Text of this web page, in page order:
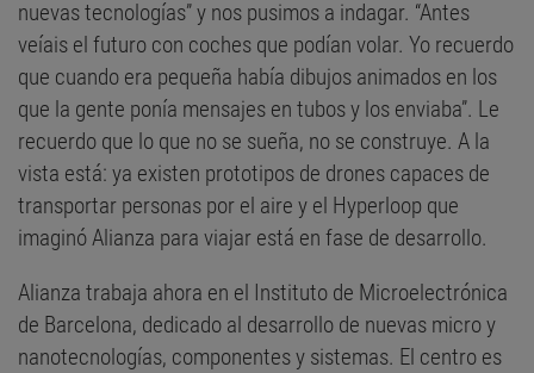
nuevas tecnologías” y nos pusimos a indagar. “Antes
veíais el futuro con coches que podían volar. Yo recuerdo
que cuando era pequeña había dibujos animados en los
que la gente ponía mensajes en tubos y los enviaba”. Le
recuerdo que lo que no se sueña, no se construye. A la
vista está: ya existen prototipos de drones capaces de
transportar personas por el aire y el Hyperloop que
imaginó Alianza para viajar está en fase de desarrollo.
Alianza trabaja ahora en el Instituto de Microelectrónica
de Barcelona, dedicado al desarrollo de nuevas micro y
nanotecnologías, componentes y sistemas. El centro es